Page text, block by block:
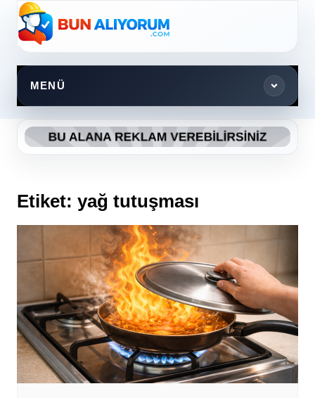
Skip
content
MENÜ
Etiket: yağ tutuşması